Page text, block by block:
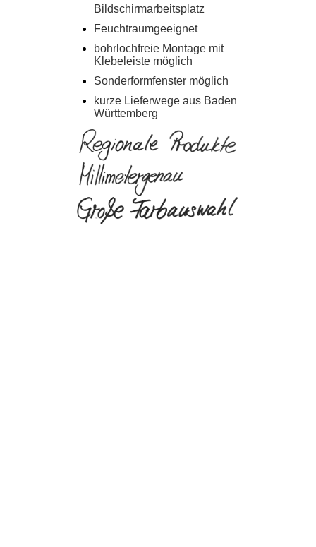
Bildschirmarbeitsplatz
Feuchtraumgeeignet
bohrlochfreie Montage mit
Klebeleiste möglich
Sonderformfenster möglich
kurze Lieferwege aus Baden
Württemberg